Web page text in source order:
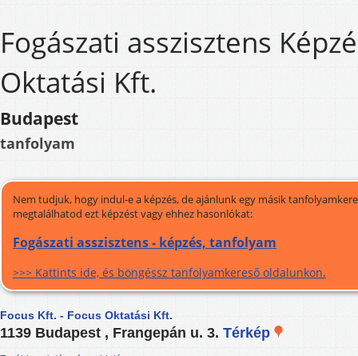
Fogászati asszisztens
Oktatási Kft.
Budapest
tanfolyam
Nem tudjuk, hogy indul-e a képzés, de ajánlunk egy másik
megtalálhatod ezt képzést vagy ehhez hasonlókat:
Fogászati asszisztens - képzés, tanfolyam
>>> Kattints ide, és böngéssz tanfolyamkereső oldalunkon.
Focus Kft. - Focus Oktatási Kft.
1139 Budapest , Frangepán u. 3. Térkép